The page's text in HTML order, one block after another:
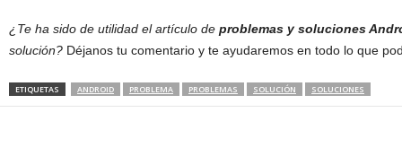
¿Te ha sido de utilidad el artículo de problemas y soluciones
solución? Déjanos tu comentario y te ayudaremos en todo lo que
ETIQUETAS ANDROID PROBLEMA PROBLEMAS SOLUCIÓN SOLUCIONES